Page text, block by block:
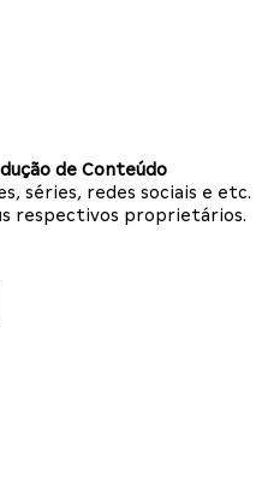
de Conteúdo
séries, redes sociais e etc.
respectivos proprietários.